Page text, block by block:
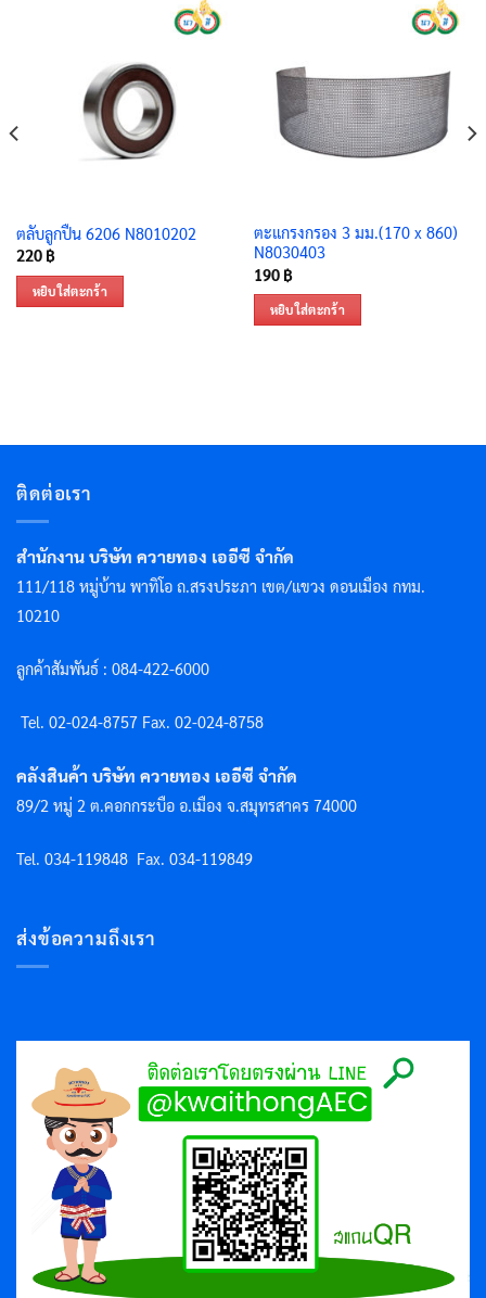
ตลับลูกปืน 6206 N8010202
220 ฿
หยิบใส่ตะกร้า
ตะแกรงกรอง 3 มม.(170 x 860)
N8030403
190 ฿
หยิบใส่ตะกร้า
ติดต่อเรา
สำนักงาน บริษัท ควายทอง เออีซี จำกัด
111/118 หมู่บ้าน พาทิโอ ถ.สรงประภา เขต/แขวง ดอนเมือง กทม.
10210
ลูกค้าสัมพันธ์ : 084-422-6000
Tel. 02-024-8757 Fax. 02-024-8758
คลังสินค้า บริษัท ควายทอง เออีซี จำกัด
89/2 หมู่ 2 ต.คอกกระบือ อ.เมือง จ.สมุทรสาคร 74000
Tel. 034-119848 Fax. 034-119849
ส่งข้อความถึงเรา